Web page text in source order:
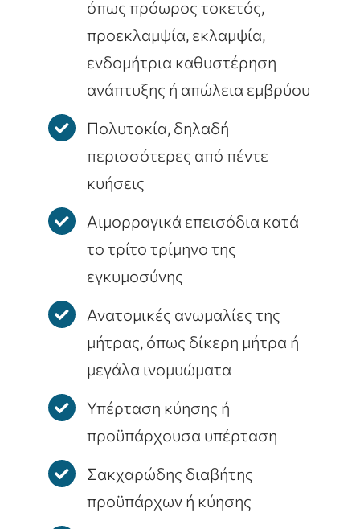
όπως πρόωρος τοκετός,
προεκλαμψία, εκλαμψία,
ενδομήτρια καθυστέρηση
ανάπτυξης ή απώλεια εμβρύου
Πολυτοκία, δηλαδή
περισσότερες από πέντε
κυήσεις
Αιμορραγικά επεισόδια κατά
το τρίτο τρίμηνο της
εγκυμοσύνης
Ανατομικές ανωμαλίες της
μήτρας, όπως δίκερη μήτρα ή
μεγάλα ινομυώματα
Υπέρταση κύησης ή
προϋπάρχουσα υπέρταση
Σακχαρώδης διαβήτης
προϋπάρχων ή κύησης